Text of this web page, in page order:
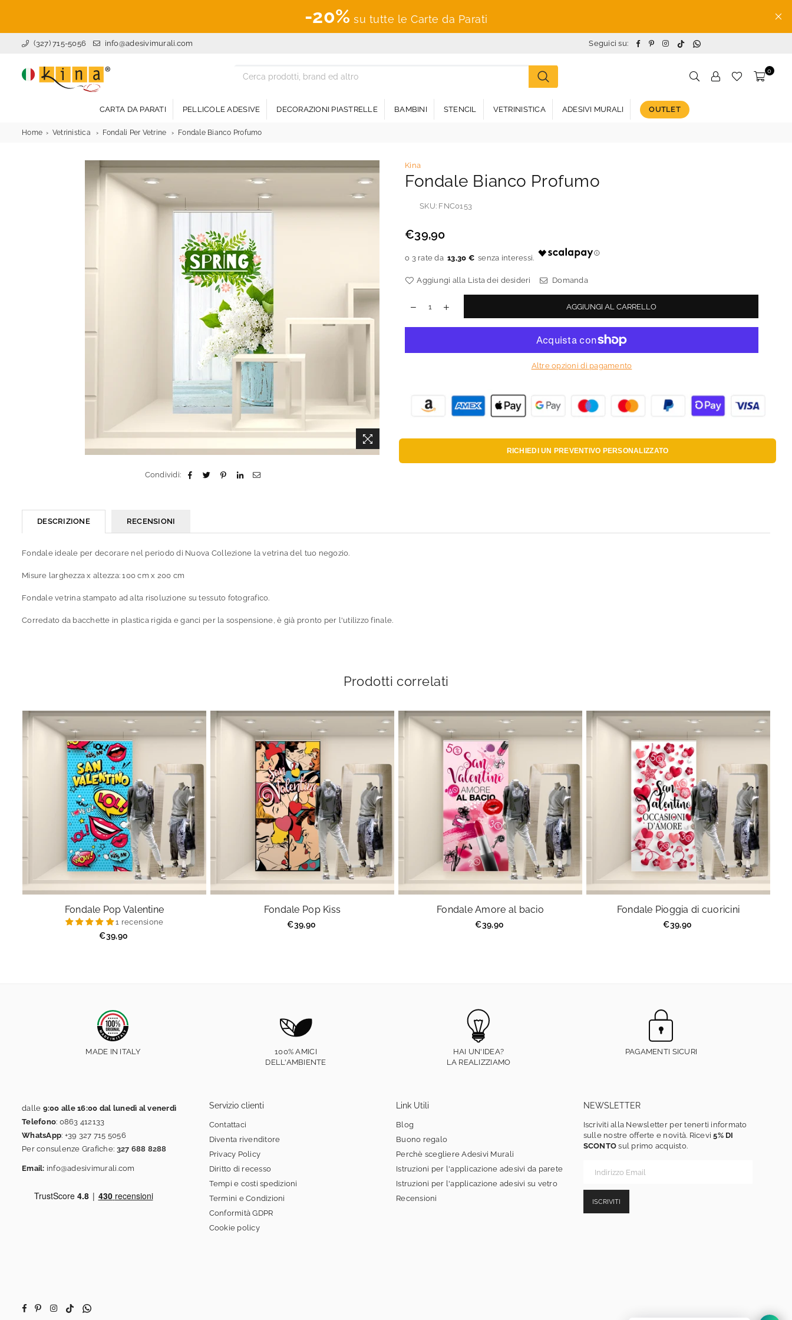
-20% su tutte le Carte da Parati
(327) 715-5056 info@adesivimurali.com Seguici su: Facebook
PinterestInstagram
TikTokWhatsapp
0
CARTA DA PARATI PELLICOLE ADESIVE DECORAZIONI PIASTRELLE BAMBINI STENCIL VETRINISTICA ADESIVI MURALI OUTLET
Home Vetrinistica Fondali Per Vetrine Fondale Bianco Profumo
Condividi:
Kina
Fondale Bianco Profumo
SKU: FNC0153
Prezzo
€39,90
13,30 €
Aggiungi alla Lista dei desideri Domanda
AGGIUNGI AL CARRELLO
Altre opzioni di pagamento
RICHIEDI UN PREVENTIVO PERSONALIZZATO
DESCRIZIONE RECENSIONI
Fondale ideale per decorare nel periodo di Nuova Collezione la vetrina del tuo negozio.
Misure larghezza x altezza: 100 cm x 200 cm
Fondale vetrina stampato ad alta risoluzione su tessuto fotografico.
Corredato da bacchette in plastica rigida e ganci per la sospensione, è già pronto per l'utilizzo finale.
Prodotti correlati
Fondale Pop Valentine
1 recensione
Prezzo
€39,90
Fondale Pop Kiss
Prezzo
€39,90
Fondale Amore al bacio
Prezzo
€39,90
Fondale Pioggia di cuoricini
Prezzo
€39,90
MADE IN ITALY
100% AMICI
DELL'AMBIENTE
HAI UN'IDEA?
LA REALIZZIAMO
PAGAMENTI SICURI
dalle 9:00 alle 16:00 dal lunedì al venerdì
Telefono: 0863 412133
WhatsApp: +39 327 715 5056
Per consulenze Grafiche: 327 688 8288
Email: info@adesivimurali.com
Facebook
PinterestInstagram
TikTokWhatsapp
Servizio clienti
Contattaci
Diventa rivenditore
Privacy Policy
Diritto di recesso
Tempi e costi spedizioni
Termini e Condizioni
Conformità GDPR
Cookie policy
Link Utili
Blog
Buono regalo
Perchè scegliere Adesivi Murali
Istruzioni per l'applicazione adesivi da parete
Istruzioni per l'applicazione adesivi su vetro
Recensioni
NEWSLETTER
Iscriviti alla Newsletter per tenerti informato
sulle nostre offerte e novità. Ricevi5% DI
SCONTO sul primo acquisto.
ISCRIVITI